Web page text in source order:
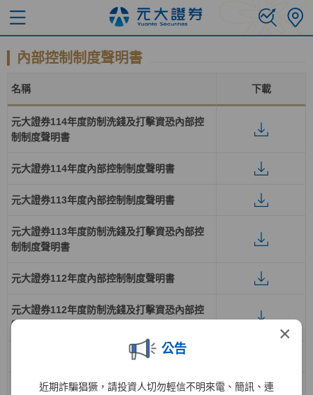
×
公告
近期詐騙猖獗，請投資人切勿輕信不明來電、簡訊、連
內部控制制度聲明書
名稱 下載
元大證券114年度防制洗錢及打擊資恐內部控
制制度聲明書
元大證券114年度內部控制制度聲明書
元大證券113年度內部控制制度聲明書
元大證券113年度防制洗錢及打擊資恐內部控
制制度聲明書
元大證券112年度內部控制制度聲明書
元大證券112年度防制洗錢及打擊資恐內部控
制制度聲明書
元大證券111年度內部控制制度聲明書
元大證券111年度防制洗錢及打擊資恐內部控